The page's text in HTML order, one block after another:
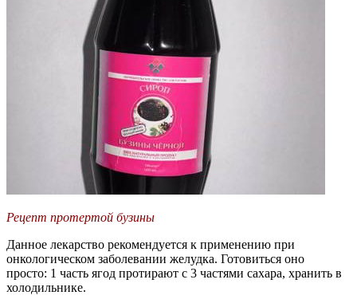
Рецепт протертой бузины
Данное лекарство рекомендуется к применению при
онкологическом заболевании желудка. Готовиться оно
просто: 1 часть ягод протирают с 3 частями сахара, хранить в
холодильнике.